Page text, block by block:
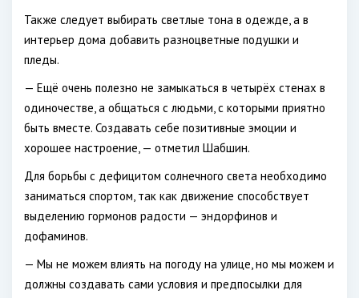
Также следует выбирать светлые тона в одежде, а в
интерьер дома добавить разноцветные подушки и
пледы.
— Ещё очень полезно не замыкаться в четырёх стенах в
одиночестве, а общаться с людьми, с которыми приятно
быть вместе. Создавать себе позитивные эмоции и
хорошее настроение, — отметил Шабшин.
Для борьбы с дефицитом солнечного света необходимо
заниматься спортом, так как движение способствует
выделению гормонов радости — эндорфинов и
дофаминов.
— Мы не можем влиять на погоду на улице, но мы можем и
должны создавать сами условия и предпосылки для